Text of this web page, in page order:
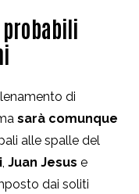
probabili
di
sarà comunque
alle spalle del
Juan Jesus e
dai soliti